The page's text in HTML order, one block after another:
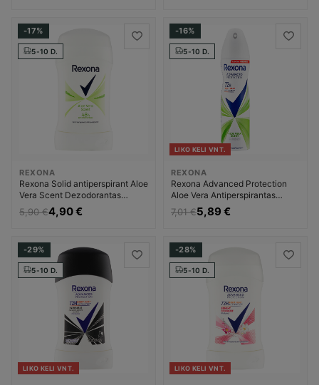
-17%
5-10 D.
REXONA
Rexona Solid antiperspirant Aloe
Vera Scent Dezodorantas
Dezodorantas ir
antiperspirantas Moterims
5,90 €4,90 €
-16%
5-10 D.
LIKO KELI VNT.
REXONA
Rexona Advanced Protection
Aloe Vera Antiperspirantas
Moterims
7,01 €5,89 €
-29%
5-10 D.
LIKO KELI VNT.
-28%
5-10 D.
LIKO KELI VNT.